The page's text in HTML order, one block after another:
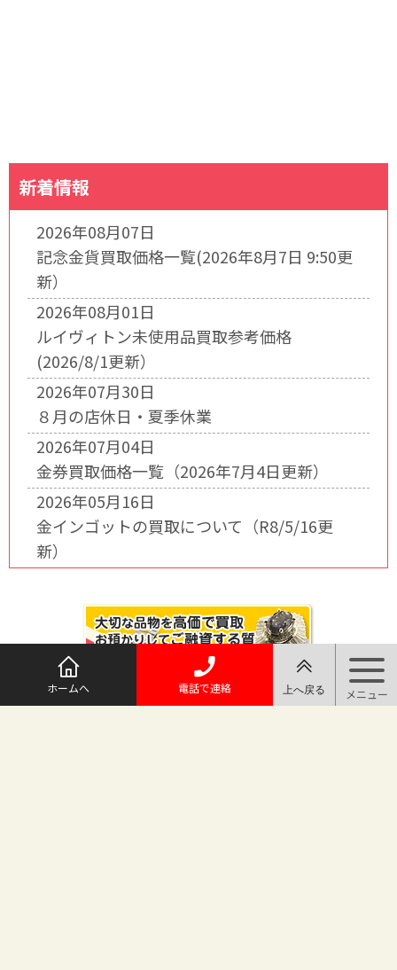
新着情報
2026年08月07日
記念金貨買取価格一覧(2026年8月7日 9:50更
新）
2026年08月01日
ルイヴィトン未使用品買取参考価格
(2026/8/1更新）
2026年07月30日
８月の店休日・夏季休業
2026年07月04日
金券買取価格一覧（2026年7月4日更新）
2026年05月16日
金インゴットの買取について（R8/5/16更
新）
ホームへ 電話で連絡